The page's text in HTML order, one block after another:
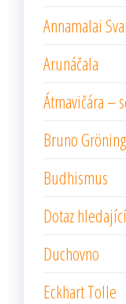
Annamalai
Arunáčala
Átmavičára –
Bruno Gröning
Budhismus
Dotaz
Duchovno
Eckhart Tolle